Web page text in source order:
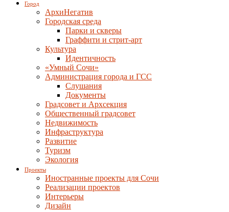
Город
АрхиНегатив
Городская среда
Парки и скверы
Граффити и стрит-арт
Культура
Идентичность
«Умный Сочи»
Администрация города и ГСС
Слушания
Документы
Градсовет и Архсекция
Общественный градсовет
Недвижимость
Инфраструктура
Развитие
Туризм
Экология
Проекты
Иностранные проекты для Сочи
Реализации проектов
Интерьеры
Дизайн